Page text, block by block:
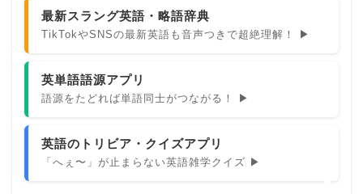
最新スラング英語・略語辞典
TikTokやSNSの最新英語も音声つきで超絶理解！ ▶
英単語語源アプリ
語源をたどれば単語同士がつながる！ ▶
英語のトリビア・クイズアプリ
「へぇ〜」が止まらない英語雑学クイズ ▶
英語名言・格言・カッコい
CONTACT